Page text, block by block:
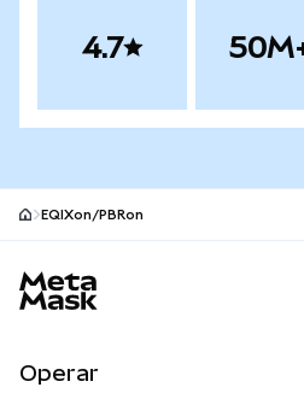
4.7
EQIXon/PBRon
Operar